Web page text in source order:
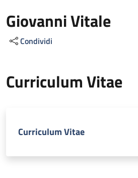
Giovanni Vitale
Condividi
Curriculum Vitae
Curriculum Vitae